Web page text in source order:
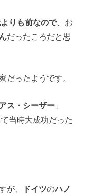
りも前なので、お
だったころだと思
だったようです。
ス・シーザー 」
当時大成功だった
が、 ドイツのハノ